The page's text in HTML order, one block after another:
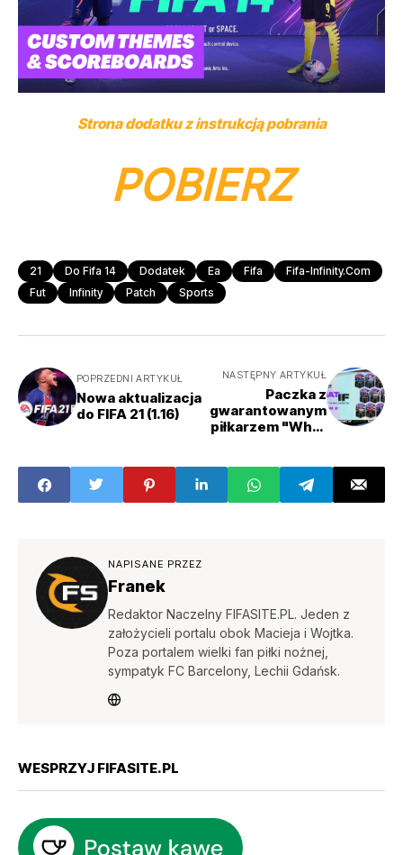
Strona dodatku z instrukcją pobrania
POBIERZ
21 Do Fifa 14 Dodatek Ea Fifa
Fifa-Infinity.com
Fut
Infinity Patch Sports
POPRZEDNI ARTYKUŁ
Nowa aktualizacja
do FIFA 21 (1.16)
NASTĘPNY ARTYKUŁ
Paczka z
gwarantowanym
piłkarzem "What
NAPISANE PRZEZ
Franek
Redaktor Naczelny FIFASITE.PL. Jeden z
założycieli portalu obok Macieja i Wojtka.
Poza portalem wielki fan piłki nożnej,
sympatyk FC Barcelony, Lechii Gdańsk.
WESPRZYJ FIFASITE.PL